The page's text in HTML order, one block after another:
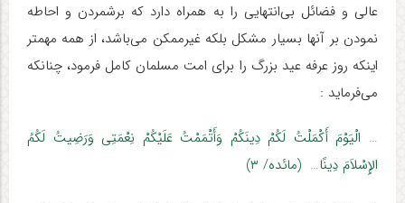
عالی و فضائل بی‌انتهایی را به همراه دارد که برشمردن و احاطه
‌نمودن بر آنها بسیار مشکل بلکه غیرممکن می‌باشد، از همه مهمتر
اینکه روز عرفه عید بزرگ را برای امت مسلمان کامل فرمود، چنانکه
می‌فرماید :
… الْیَوْمَ أَکْمَلْتُ لَکُمْ دِینَکُمْ وَأَتْمَمْتُ عَلَیْکُمْ نِعْمَتِی وَرَضِیتُ لَکُمُ
الإِسْلاَمَ دِینًا… (مائده/ ۳)